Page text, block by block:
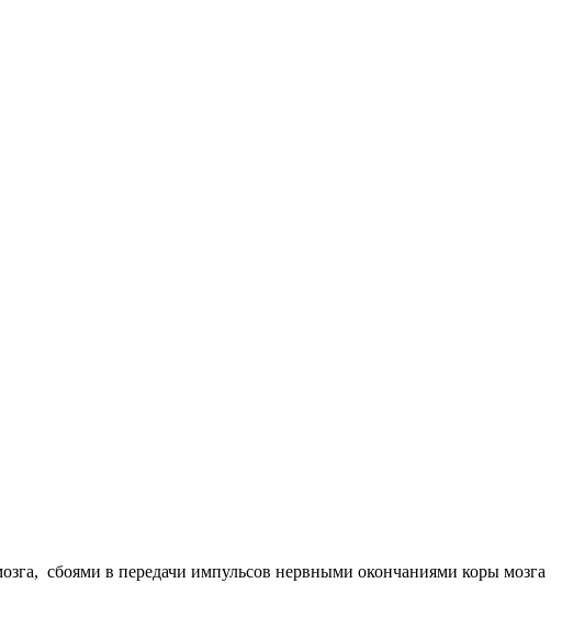
сбоями в передачи импульсов нервными окончаниями коры мозга